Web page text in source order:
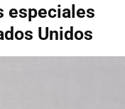
especiales
Unidos